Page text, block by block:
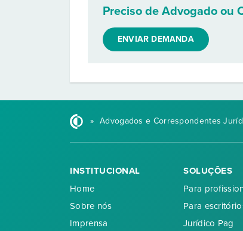
Preciso de Advogado ou
ENVIAR DEMANDA
» Advogados e Correspondentes
INSTITUCIONAL
Home
Sobre nós
Imprensa
SOLUÇÕES
Para
Para
Jurídico Pag